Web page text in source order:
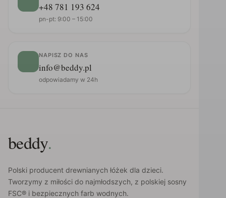
+48 781 193 624
pn-pt: 9:00 – 15:00
NAPISZ DO NAS
info@beddy.pl
odpowiadamy w 24h
beddy.
Polski producent drewnianych łóżek dla dzieci.
Tworzymy z miłości do najmłodszych, z polskiej sosny
FSC® i bezpiecznych farb wodnych.